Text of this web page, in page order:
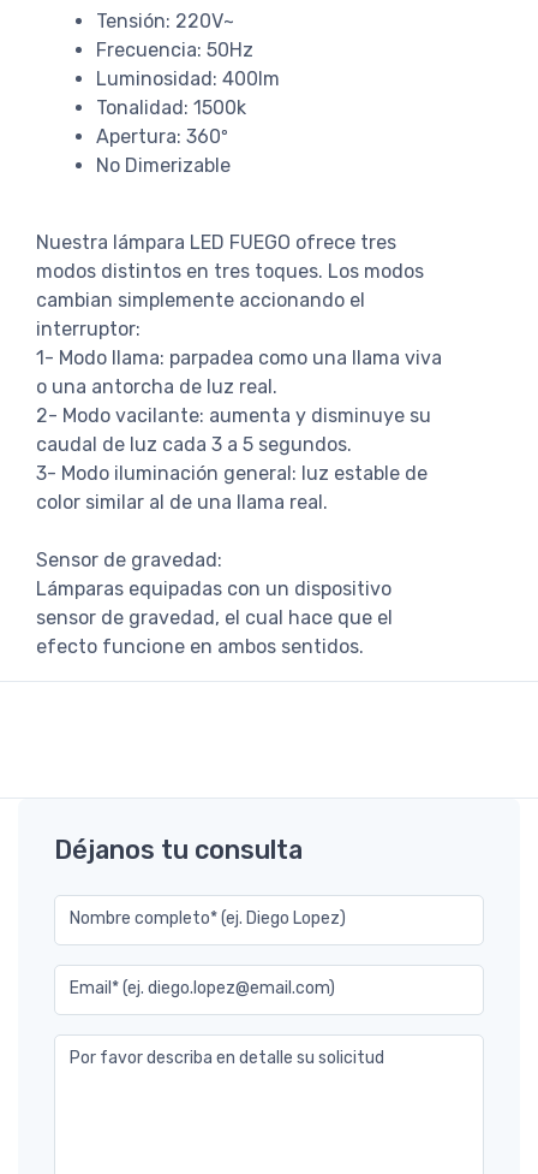
Tensión: 220V~
Frecuencia: 50Hz
Luminosidad: 400lm
Tonalidad: 1500k
Apertura: 360º
No Dimerizable
Nuestra lámpara LED FUEGO ofrece tres
modos distintos en tres toques. Los modos
cambian simplemente accionando el
interruptor:
1- Modo llama: parpadea como una llama viva
o una antorcha de luz real.
2- Modo vacilante: aumenta y disminuye su
caudal de luz cada 3 a 5 segundos.
3- Modo iluminación general: luz estable de
color similar al de una llama real.
Sensor de gravedad:
Lámparas equipadas con un dispositivo
sensor de gravedad, el cual hace que el
efecto funcione en ambos sentidos.
Déjanos tu consulta
Nombre completo* (ej. Diego Lopez)
Email* (ej. diego.lopez@email.com)
Por favor describa en detalle su solicitud